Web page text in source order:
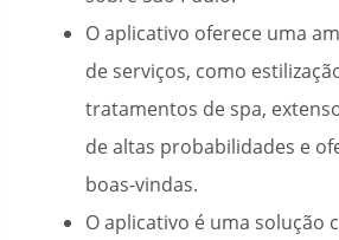
O aplicativo oferece uma
de serviços, como
tratamentos de spa,
de altas probabilidades e
boas-vindas.
O aplicativo é uma solução